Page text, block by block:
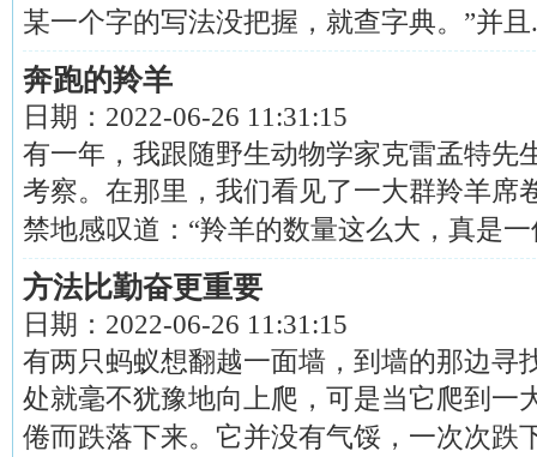
某一个字的写法没把握，就查字典。”并且
奔跑的羚羊
日期： 2022-06-26 11:31:15
有一年，我跟随野生动物学家克雷孟特先
考察。在那里，我们看见了一大群羚羊席
禁地感叹道：“羚羊的数量这么大，真是一
方法比勤奋更重要
日期： 2022-06-26 11:31:15
有两只蚂蚁想翻越一面墙，到墙的那边寻
处就毫不犹豫地向上爬，可是当它爬到一
倦而跌落下来。它并没有气馁，一次次跌